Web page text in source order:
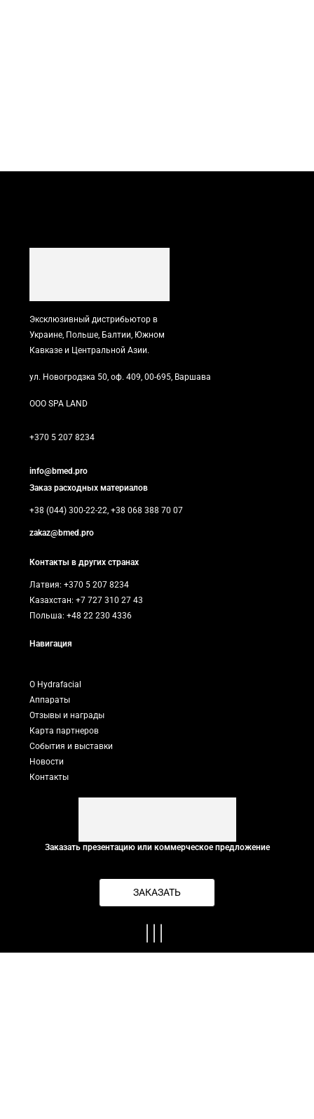
Эксклюзивный дистрибьютор в
Украине, Польше, Балтии, Южном
Кавказе и Центральной Азии.
ул. Новогродзка 50, оф. 409, 00-695, Варшава
ООО SPA LAND
+370 5 207 8234
info@bmed.pro
Заказ расходных материалов
+38 (044) 300-22-22, +38 068 388 70 07
zakaz@bmed.pro
Контакты в других странах
Латвия: +370 5 207 8234
Казахстан: +7 727 310 27 43
Польша: +48 22 230 4336
Навигация
О Hydrafacial
Аппараты
Отзывы и награды
Карта партнеров
События и выставки
Новости
Контакты
Заказать презентацию или коммерческое предложение
ЗАКАЗАТЬ